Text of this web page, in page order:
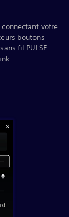
votre
boutons
fil PULSE